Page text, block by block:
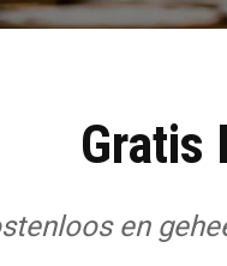
Gratis
en